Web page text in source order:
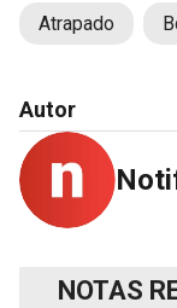
Atrapado
Autor
NOTAS